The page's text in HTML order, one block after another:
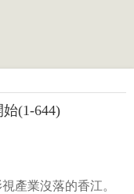
(1-644)
產業沒落的香江。